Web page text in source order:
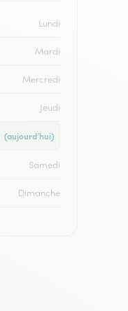
Lundi
Mardi
Mercredi
Jeudi
(aujourd’hui)
Samedi
Dimanche